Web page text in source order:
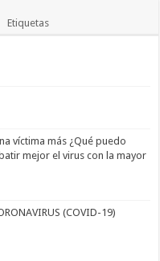
Etiquetas
víctima más ¿Qué puedo
mejor el virus con la mayor
(COVID-19)